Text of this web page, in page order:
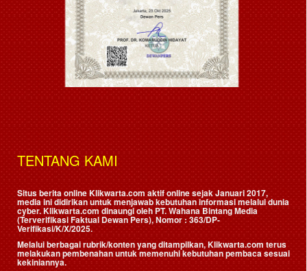
TENTANG KAMI
Situs berita online Klikwarta.com aktif online sejak Januari 2017,
media ini didirikan untuk menjawab kebutuhan informasi melalui dunia
cyber. Klikwarta.com dinaungi oleh PT. Wahana Bintang Media
(Terverifikasi Faktual Dewan Pers), Nomor : 363/DP-
Verifikasi/K/X/2025.
Melalui berbagai rubrik/konten yang ditampilkan, Klikwarta.com terus
melakukan pembenahan untuk memenuhi kebutuhan pembaca sesuai
kekiniannya.